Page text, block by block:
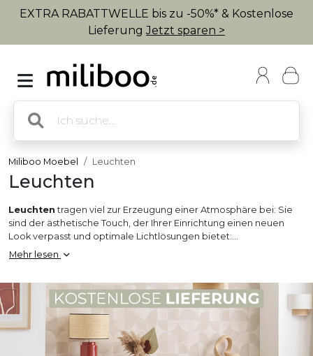
EXTRA RABATTWELLE bis zu -50%* & Kostenlose
LieferungJetzt sparen >
Miliboo Moebel Leuchten
Leuchten
Leuchten tragen viel zur Erzeugung einer Atmosphäre bei: Sie
sind der ästhetische Touch, der Ihrer Einrichtung einen neuen
Look verpasst und optimale Lichtlösungen bietet:
Hängeleuchten
einer Konsole oder am Schreibtisch,Wandleuchten spielen mit
Licht und Schatten undStehleuchtensind die perfekte
Ergänzung für entspannende Momente in Ihrem Lesesessel. Egal
ob für Ihre Küche, Ihr Schlafzimmer oder Ihr Wohnzimmer: Finden
Design-Leuchte, die perfekt zu Ihrer Einrichtung passt!
Mehr lesen